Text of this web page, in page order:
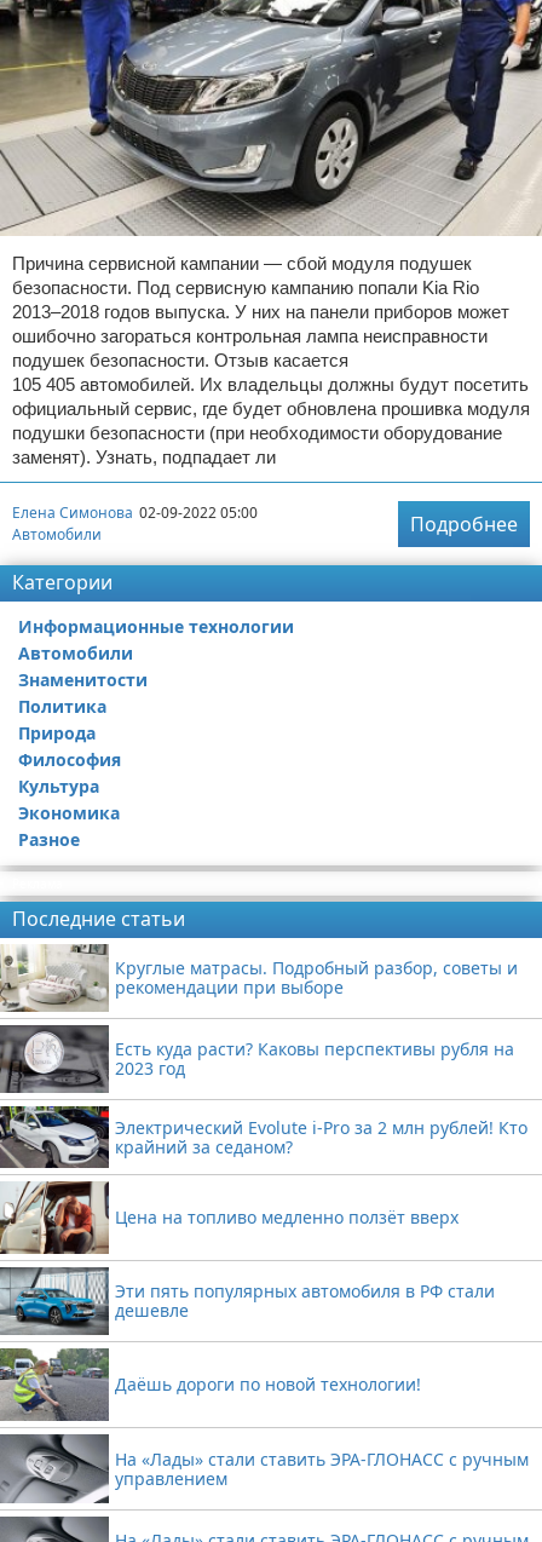
Причина сервисной кампании — сбой модуля подушек
безопасности. Под сервисную кампанию попали Kia Rio
2013–2018 годов выпуска. У них на панели приборов может
ошибочно загораться контрольная лампа неисправности
подушек безопасности. Отзыв касается
105 405 автомобилей. Их владельцы должны будут посетить
официальный сервис, где будет обновлена прошивка модуля
подушки безопасности (при необходимости оборудование
заменят). Узнать, подпадает ли
Елена Симонова 02-09-2022 05:00
Автомобили
Подробнее
Категории
Информационные технологии
Автомобили
Знаменитости
Политика
Природа
Философия
Культура
Экономика
Разное
Последние статьи
Круглые матрасы. Подробный разбор, советы и
рекомендации при выборе
Есть куда расти? Каковы перспективы рубля на
2023 год
Электрический Evolute i-Pro за 2 млн рублей! Кто
крайний за седаном?
Цена на топливо медленно ползёт вверх
Эти пять популярных автомобиля в РФ стали
дешевле
Даёшь дороги по новой технологии!
На «Лады» стали ставить ЭРА-ГЛОНАСС с ручным
управлением